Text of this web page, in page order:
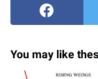
You may like